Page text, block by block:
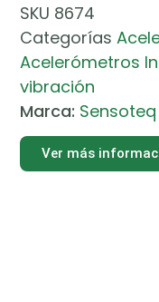
SKU 8674
Categorías
Acelerómetros
vibración
Marca: Sensoteq
Ver más